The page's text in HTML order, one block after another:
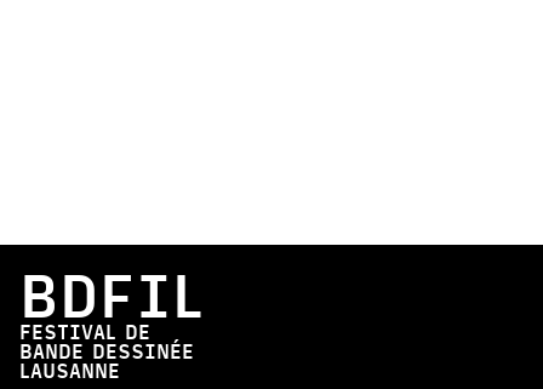
BDFIL
FESTIVAL DE
BANDE DESSINÉE
LAUSANNE